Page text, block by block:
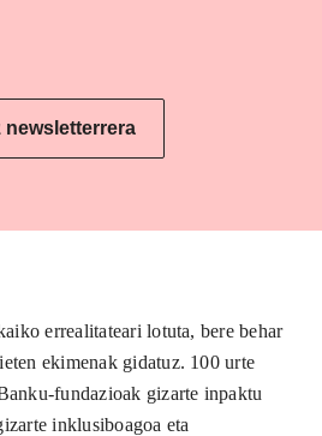
newsletterrera
errealitateari lotuta, bere behar
ekimenak gidatuz. 100 urte
fundazioak gizarte inpaktu
inklusiboagoa eta